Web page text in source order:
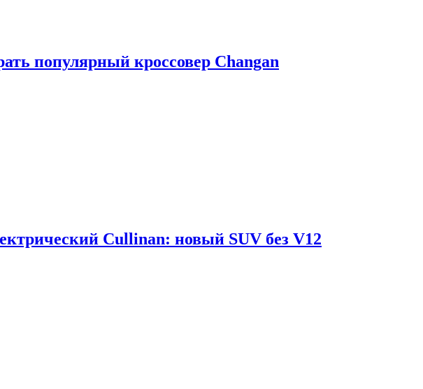
популярный кроссовер Changan
Cullinan: новый SUV без V12